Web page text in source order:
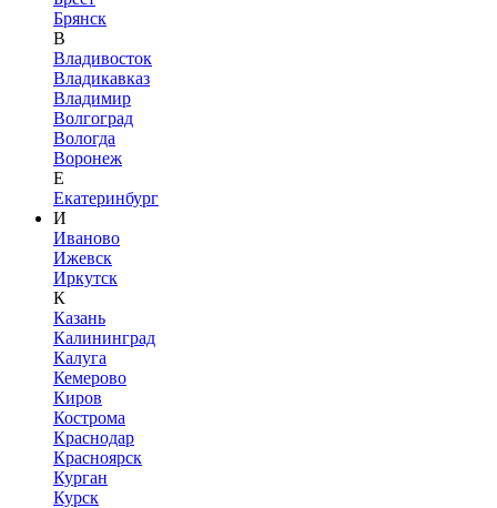
Брянск
В
Владивосток
Владикавказ
Владимир
Волгоград
Вологда
Воронеж
Е
Екатеринбург
И
Иваново
Ижевск
Иркутск
К
Казань
Калининград
Калуга
Кемерово
Киров
Кострома
Краснодар
Красноярск
Курган
Курск